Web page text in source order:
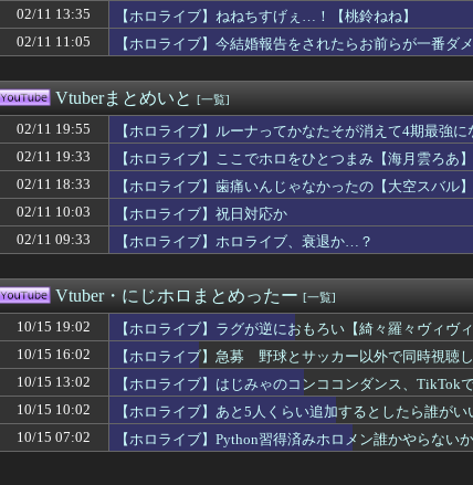
02/11 13:35
【ホロライブ】ねねちすげぇ…！【桃鈴ねね】
02/11 11:05
【ホロライブ】今結婚報告をされたらお前らが一番ダ
Vtuberまとめいと [一覧]
02/11 19:55
【ホロライブ】ルーナってかなたそが消えて4期最強に
02/11 19:33
【ホロライブ】ここでホロをひとつまみ【海月雲ろあ】
02/11 18:33
【ホロライブ】歯痛いんじゃなかったの【大空スバル】
02/11 10:03
【ホロライブ】祝日対応か
02/11 09:33
【ホロライブ】ホロライブ、衰退か…？
Vtuber・にじホロまとめったー [一覧]
10/15 19:02
【ホロライブ】ラグが逆におもろい【綺々羅々ヴィヴ
10/15 16:02
【ホロライブ】急募 野球とサッカー以外で同時視聴
10/15 13:02
【ホロライブ】はじみゃのコンココンダンス、TikTok
10/15 10:02
【ホロライブ】あと5人くらい追加するとしたら誰がい
10/15 07:02
【ホロライブ】Python習得済みホロメン誰かやらないか